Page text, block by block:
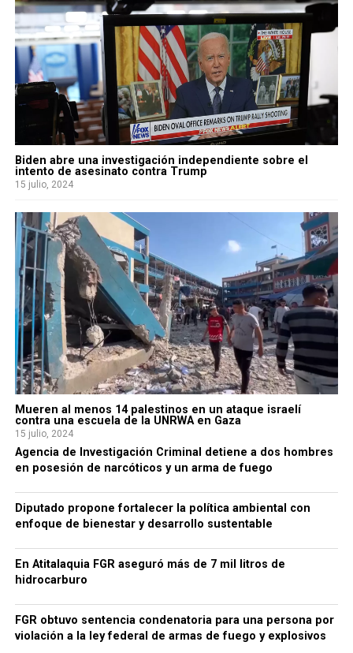
Biden abre una investigación independiente sobre el
intento de asesinato contra Trump
15 julio, 2024
Mueren al menos 14 palestinos en un ataque israelí
contra una escuela de la UNRWA en Gaza
15 julio, 2024
Agencia de Investigación Criminal detiene a dos hombres
en posesión de narcóticos y un arma de fuego
Diputado propone fortalecer la política ambiental con
enfoque de bienestar y desarrollo sustentable
En Atitalaquia FGR aseguró más de 7 mil litros de
hidrocarburo
FGR obtuvo sentencia condenatoria para una persona por
violación a la ley federal de armas de fuego y explosivos